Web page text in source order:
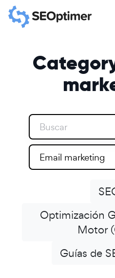
Email marketing
Optimización
Motor
Guías de